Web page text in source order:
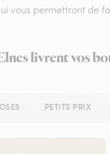
vous permettront de
livrent vos
PETITS PRIX